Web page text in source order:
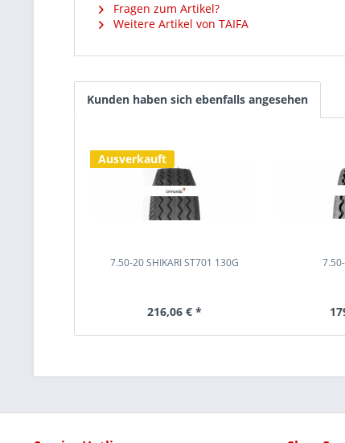
Fragen zum Artikel?
Weitere Artikel von TAIFA
Kunden haben sich ebenfalls angesehen
Ausverkauft
7.50-20 SHIKARI ST701 130G
216,06 € *